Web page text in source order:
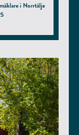
i Norrtälje